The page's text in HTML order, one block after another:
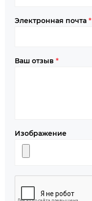
Электронная почта *
Ваш отзыв *
Изображение